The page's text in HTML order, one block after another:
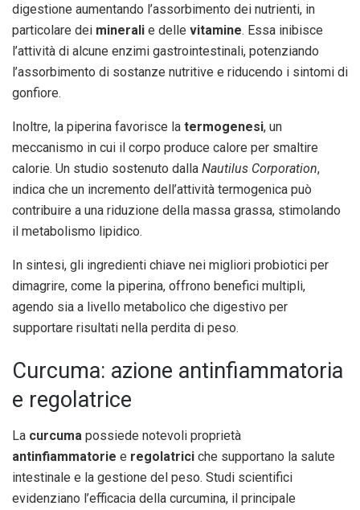
digestione aumentando l’assorbimento dei nutrienti, in
particolare dei minerali e delle vitamine. Essa inibisce
l’attività di alcune enzimi gastrointestinali, potenziando
l’assorbimento di sostanze nutritive e riducendo i sintomi di
gonfiore.
Inoltre, la piperina favorisce la termogenesi, un
meccanismo in cui il corpo produce calore per smaltire
calorie. Un studio sostenuto dalla Nautilus Corporation,
indica che un incremento dell’attività termogenica può
contribuire a una riduzione della massa grassa, stimolando
il metabolismo lipidico.
In sintesi, gli ingredienti chiave nei migliori probiotici per
dimagrire, come la piperina, offrono benefici multipli,
agendo sia a livello metabolico che digestivo per
supportare risultati nella perdita di peso.
Curcuma: azione antinfiammatoria
e regolatrice
La curcuma possiede notevoli proprietà
antinfiammatorie e regolatrici che supportano la salute
intestinale e la gestione del peso. Studi scientifici
evidenziano l’efficacia della curcumina, il principale